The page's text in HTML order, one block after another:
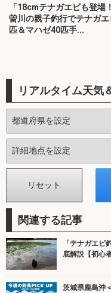
「18cmテナガエビも登場
曽川の親子釣行でテナガ
匹＆マハゼ40匹手...
リアルタイム天気
関連する記事
「テナガエビ
底解説【初心
茨城県鹿島沖